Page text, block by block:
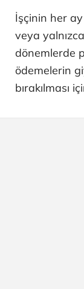
İşçinin her
veya
dönemlerde
ödemelerin
bırakılması